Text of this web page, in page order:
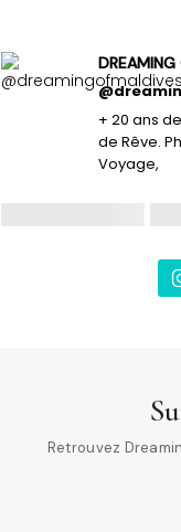
+ 20 ans
de Rêve.
Voyage,
Retrouvez